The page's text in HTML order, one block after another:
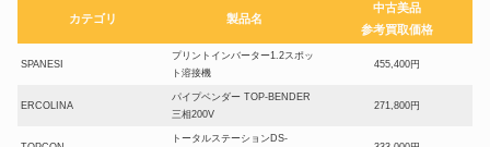
カテゴリ 製品名
中古美品
参考買取価格
SPANESI
プリントインバーター1.2スポッ
ト溶接機
455,400円
ERCOLINA
パイプベンダー TOP-BENDER
三相200V
271,800円
トータルステーションDS-